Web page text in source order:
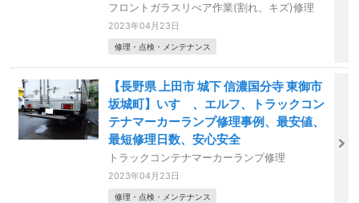
フロントガラスリぺア作業(割れ、キズ)修理
2023年04月23日
修理・点検・メンテナンス
【長野県 上田市 城下 信濃国分寺 東御市
坂城町】いすゞ、エルフ、トラックコン
テナマーカーランプ修理事例、最安値、
最短修理日数、安心安全
トラックコンテナマーカーランプ修理
2023年04月23日
修理・点検・メンテナンス